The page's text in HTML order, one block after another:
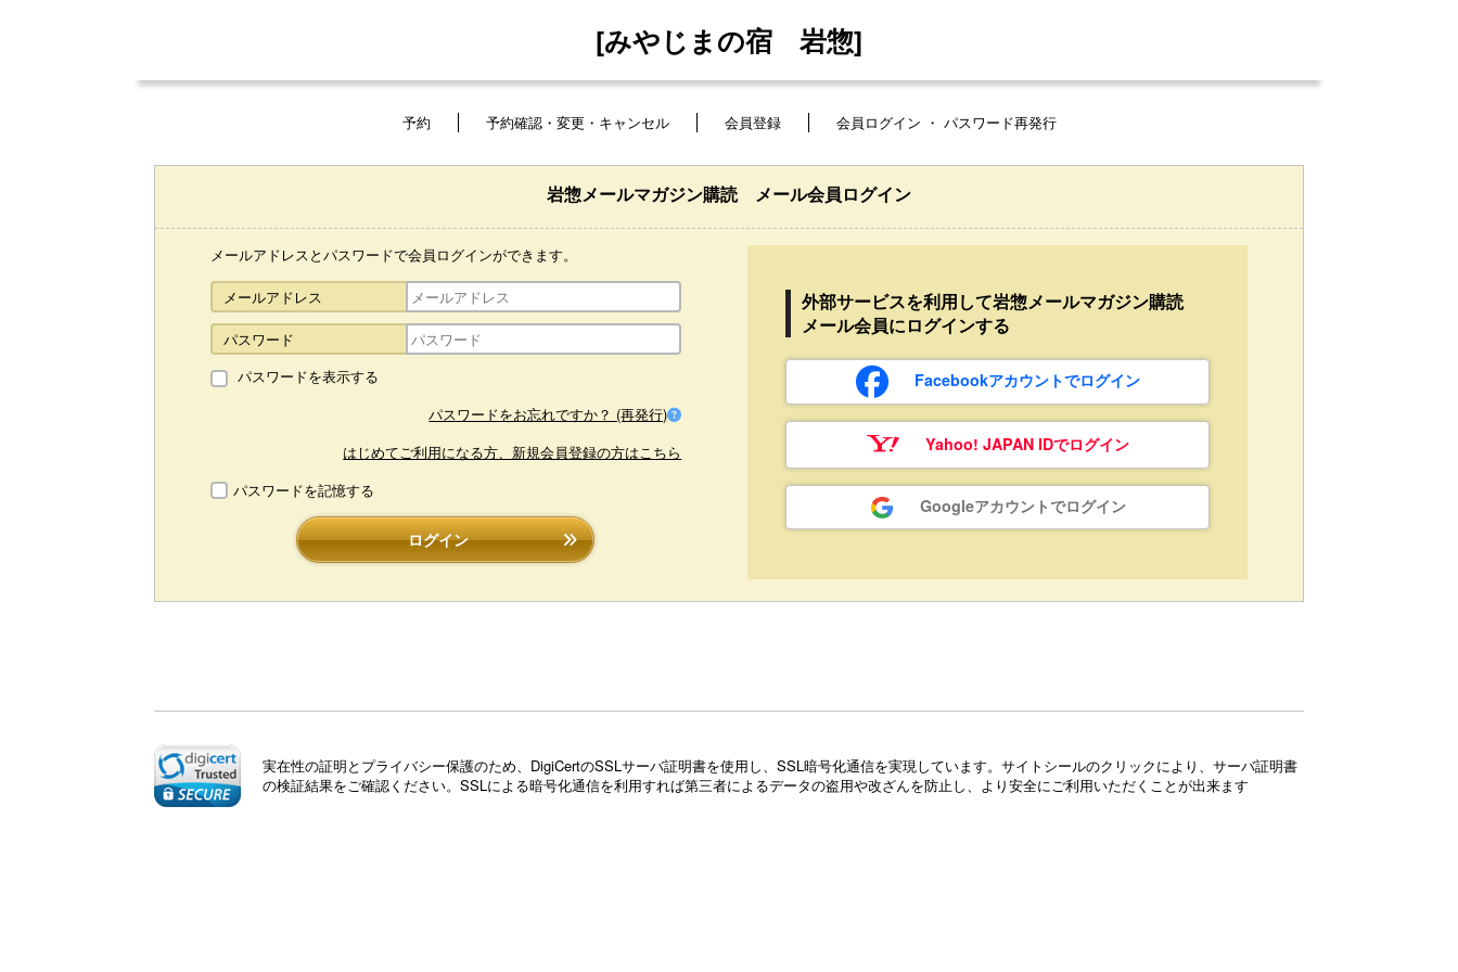
[みやじまの宿 岩惣]
予約 予約確認・変更・キャンセル 会員登録 会員ログイン ・ パスワード再発行
岩惣メールマガジン購読 メール会員ログイン
メールアドレスとパスワードで会員ログインができます。
メールアドレス
パスワード
パスワードを表示する
パスワードをお忘れですか？ (再発行)
はじめてご利用になる方、新規会員登録の方はこちら
パスワードを記憶する
ログイン
外部サービスを利用して岩惣メールマガジン購読
メール会員にログインする
Facebookアカウントでログイン
Yahoo! JAPAN IDでログイン
Googleアカウントでログイン
実在性の証明とプライバシー保護のため、DigiCertのSSLサーバ証明書を使用し、SSL暗号化通信を実現しています。サイトシールのクリックにより、サーバ証明書
の検証結果をご確認ください。SSLによる暗号化通信を利用すれば第三者によるデータの盗用や改ざんを防止し、より安全にご利用いただくことが出来ます